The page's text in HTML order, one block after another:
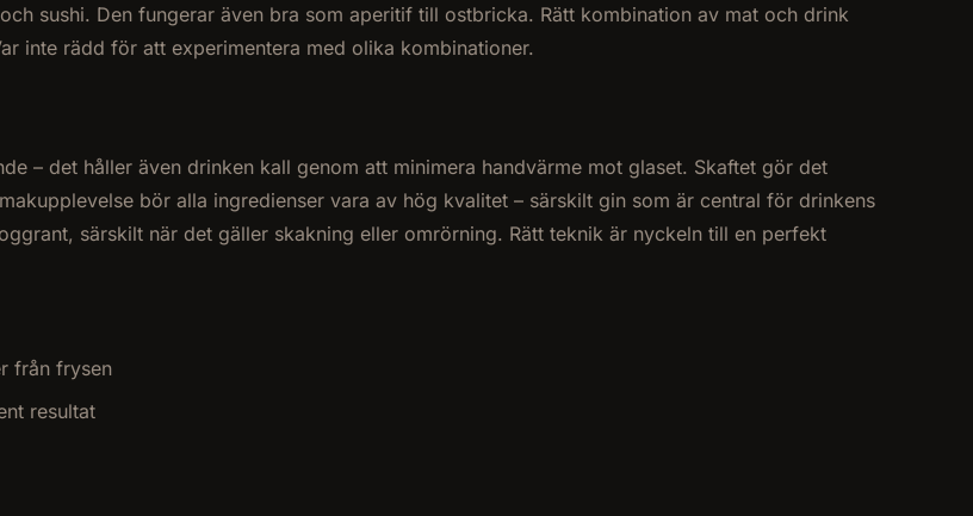
sushi. Den fungerar även bra som aperitif till ostbricka. Rätt kombination av mat och drink
inte rädd för att experimentera med olika kombinationer.
– det håller även drinken kall genom att minimera handvärme mot glaset. Skaftet gör det
bör alla ingredienser vara av hög kvalitet – särskilt gin som är central för drinkens
särskilt när det gäller skakning eller omrörning. Rätt teknik är nyckeln till en perfekt
från frysen
resultat